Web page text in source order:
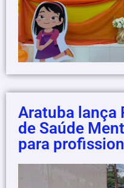
Aratuba lança
de Saúde
para